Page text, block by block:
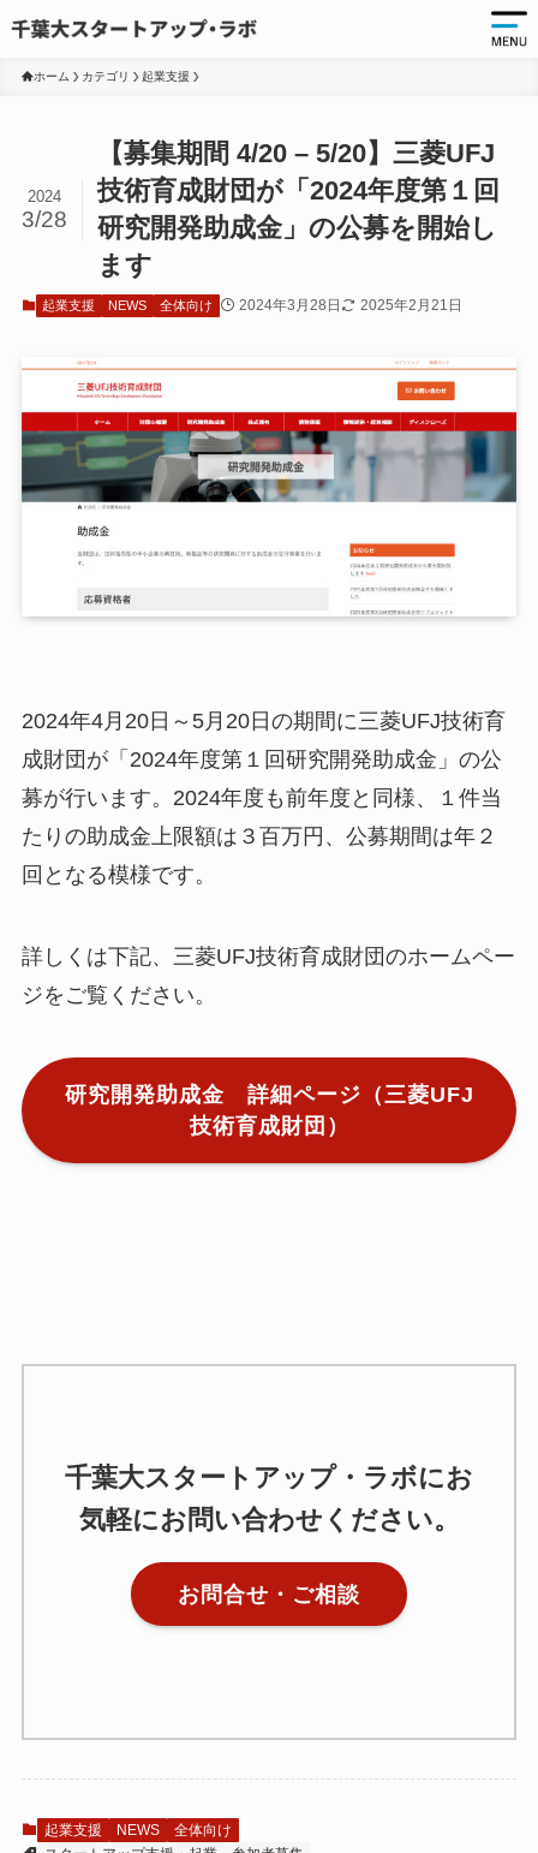
メ
ホーム カテゴリ 起業支援
【募集期間 4/20 – 5/20】三菱UFJ
技術育成財団が「2024年度第１回
研究開発助成金」の公募を開始し
ます
2024
3/28
起業支援 NEWS 全体向け 2024年3月28日 2025年2月21日
2024年4月20日～5月20日の期間に三菱UFJ技術育
成財団が「2024年度第１回研究開発助成金」の公
募が行います。2024年度も前年度と同様、１件当
たりの助成金上限額は３百万円、公募期間は年２
回となる模様です。
詳しくは下記、三菱UFJ技術育成財団のホームペー
ジをご覧ください。
研究開発助成金 詳細ページ（三菱UFJ
技術育成財団）
千葉大スタートアップ・ラボにお
気軽にお問い合わせください。
お問合せ・ご相談
起業支援 NEWS
全体向け